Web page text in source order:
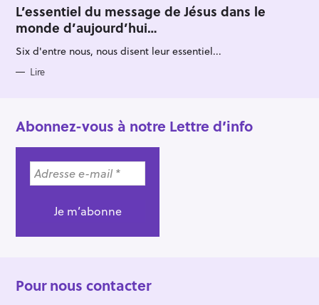
T
E
G
O
R
I
S
L’essentiel du message de Jésus dans le
monde d’aujourd’hui…
Six d'entre nous, nous disent leur essentiel...
Lire
Abonnez-vous à notre Lettre d’info
Pour nous contacter